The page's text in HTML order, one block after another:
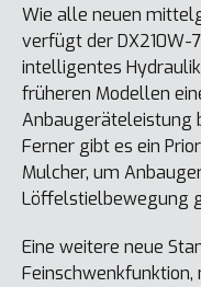
Wie alle neuen
verfügt der DX210W-
intelligentes
früheren Modellen
Anbaugeräteleistung
Ferner gibt es ein
Mulcher, um
Löffelstielbewegung
Eine weitere neue
Feinschwenkfunktion,